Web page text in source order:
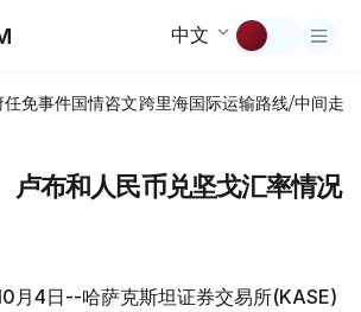
中文
任免事件国情咨文跨里海国际运输路线/中间走廊
卢布和人民币兑坚戈汇率情况
月4日--哈萨克斯坦证券交易所(KASE)